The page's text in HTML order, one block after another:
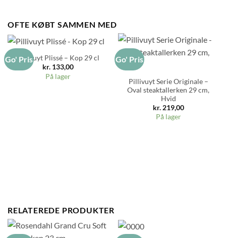
OFTE KØBT SAMMEN MED
Go' Pris
Pillivuyt Plissé – Kop 29 cl
kr.133,00
På lager
Go' Pris
Pillivuyt Serie Originale –
Oval steaktallerken 29 cm,
Hvid
kr.219,00
På lager
RELATEREDE PRODUKTER